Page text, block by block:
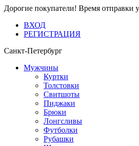
Дорогие покупатели! Время отправки
ВХОД
РЕГИСТРАЦИЯ
Санкт-Петербург
Мужчины
Куртки
Толстовки
Свитшоты
Пиджаки
Брюки
Лонгсливы
Футболки
Рубашки